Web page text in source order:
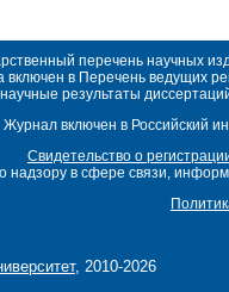
перечень научных
включен в Перечень ведущих
результаты
Журнал включен в Российский
Свидетельство о
надзору в сфере связи,
, 2010-2026